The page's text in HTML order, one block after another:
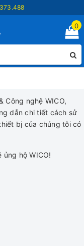
0
Công nghệ WICO,
dẫn chi tiết cách sử
bị của chúng tôi có
hộ WICO!